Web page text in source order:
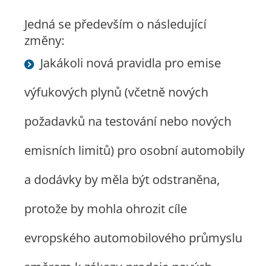
Jedná se především o následující
změny:
Jakákoli nová pravidla pro emise
výfukových plynů (včetně nových
požadavků na testování nebo nových
emisních limitů) pro osobní automobily
a dodávky by měla být odstraněna,
protože by mohla ohrozit cíle
evropského automobilového průmyslu